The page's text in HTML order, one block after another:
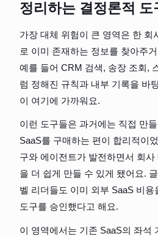
정리하는 결정론적 도
가장 대체 위험이 큰 영역은 한 회
로 이미 존재하는 정보를 찾아주
예를 들어 CRM 검색, 송장 조회,
럼 정해진 규칙과 내부 기록을 바
이 여기에 가까워요.
이런 도구들은 과거에는 직접 만
SaaS를 구매하는 편이 합리적이
구와 에이전트가 발전하면서 회
을 더 쉽게 만들 수 있게 됐어요.
벨 리더들도 이미 외부 SaaS 비
도구를 승인했다고 해요.
이 영역에서는 기존 SaaS의 좌석